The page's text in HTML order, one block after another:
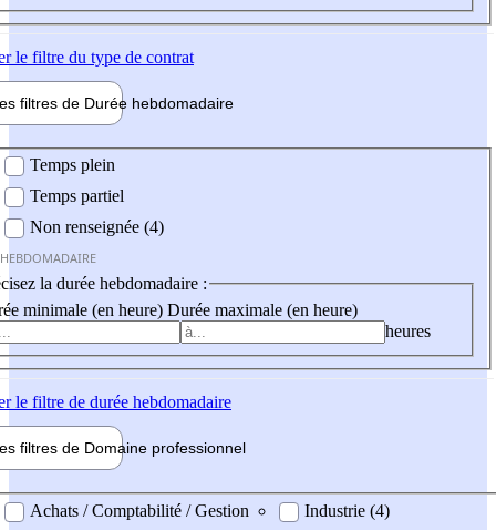
le filtre du type de contrat
filtres de Durée hebdomadaire
Temps plein
Temps partiel
Non renseignée (4)
la durée hebdomadaire :
minimale (en heure) Durée maximale (en heure)
heures
le filtre de durée hebdomadaire
filtres de Domaine professionnel
professionel
Achats / Comptabilité / Gestion
Industrie (4)